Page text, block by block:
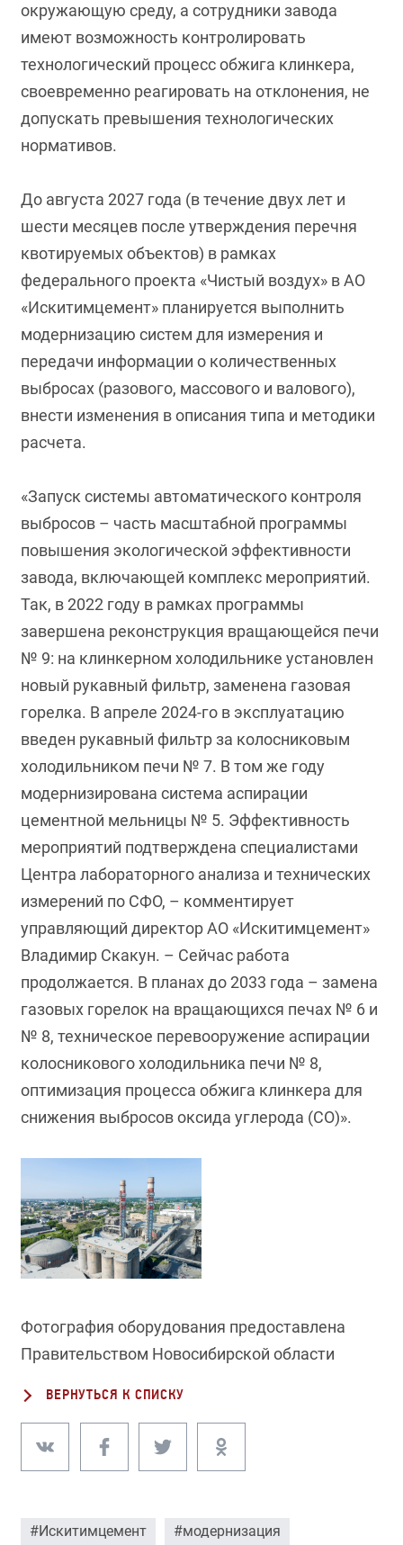
окружающую среду, а сотрудники завода
имеют возможность контролировать
технологический процесс обжига клинкера,
своевременно реагировать на отклонения, не
допускать превышения технологических
нормативов.
До августа 2027 года (в течение двух лет и
шести месяцев после утверждения перечня
квотируемых объектов) в рамках
федерального проекта «Чистый воздух» в АО
«Искитимцемент» планируется выполнить
модернизацию систем для измерения и
передачи информации о количественных
выбросах (разового, массового и валового),
внести изменения в описания типа и методики
расчета.
«Запуск системы автоматического контроля
выбросов – часть масштабной программы
повышения экологической эффективности
завода, включающей комплекс мероприятий.
Так, в 2022 году в рамках программы
завершена реконструкция вращающейся печи
№ 9: на клинкерном холодильнике установлен
новый рукавный фильтр, заменена газовая
горелка. В апреле 2024-го в эксплуатацию
введен рукавный фильтр за колосниковым
холодильником печи № 7. В том же году
модернизирована система аспирации
цементной мельницы № 5. Эффективность
мероприятий подтверждена специалистами
Центра лабораторного анализа и технических
измерений по СФО, – комментирует
управляющий директор АО «Искитимцемент»
Владимир Скакун. – Сейчас работа
продолжается. В планах до 2033 года – замена
газовых горелок на вращающихся печах № 6 и
№ 8, техническое перевооружение аспирации
колосникового холодильника печи № 8,
оптимизация процесса обжига клинкера для
снижения выбросов оксида углерода (СО)».
Фотография оборудования предоставлена
Правительством Новосибирской области
ВЕРНУТЬСЯ К СПИСКУ
#Искитимцемент #модернизация